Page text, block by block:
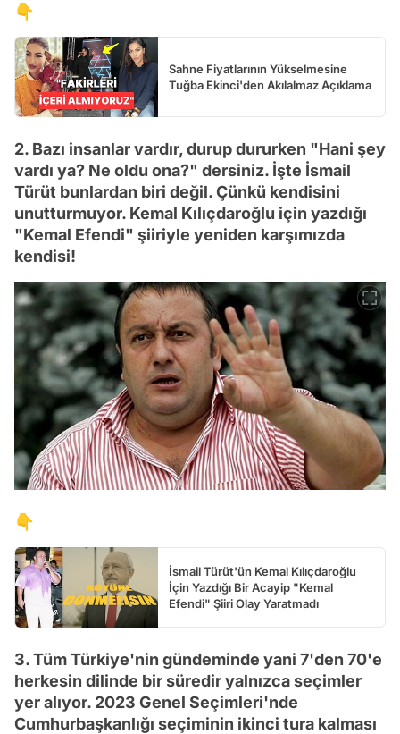
👇
Sahne Fiyatlarının Yükselmesine
Tuğba Ekinci'den Akılalmaz Açıklama
2. Bazı insanlar vardır, durup dururken "Hani şey
vardı ya? Ne oldu ona?" dersiniz. İşte İsmail
Türüt bunlardan biri değil. Çünkü kendisini
unutturmuyor. Kemal Kılıçdaroğlu için yazdığı
"Kemal Efendi" şiiriyle yeniden karşımızda
kendisi!
👇
İsmail Türüt'ün Kemal Kılıçdaroğlu
İçin Yazdığı Bir Acayip "Kemal
Efendi" Şiiri Olay Yaratmadı
3. Tüm Türkiye'nin gündeminde yani 7'den 70'e
herkesin dilinde bir süredir yalnızca seçimler
yer alıyor. 2023 Genel Seçimleri'nde
Cumhurbaşkanlığı seçiminin ikinci tura kalması